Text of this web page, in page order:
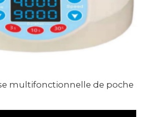
multifonctionnelle de poche